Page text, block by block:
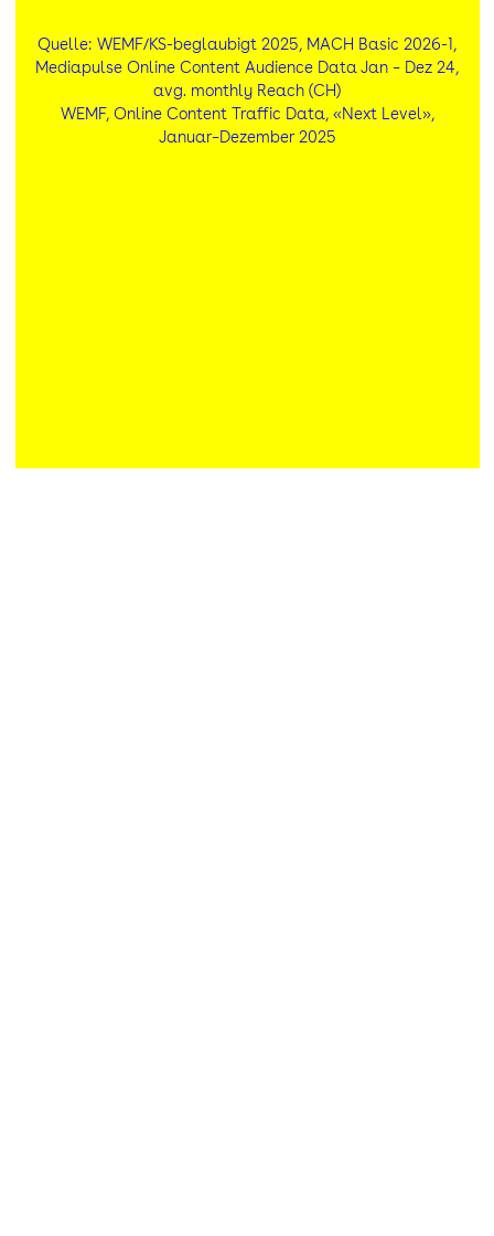
Quelle: WEMF/KS-beglaubigt 2025, MACH Basic 2026-1,
Mediapulse Online Content Audience Data Jan – Dez 24,
avg. monthly Reach (CH)​
WEMF, Online Content Traffic Data, «Next Level»,
Januar–Dezember 2025